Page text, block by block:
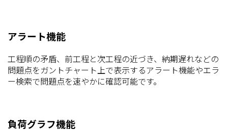
アラート機能
工程順の矛盾、前工程と次工程の近づき、納期遅れなどの
問題点をガントチャート上で表示するアラート機能やエラ
ー検索で問題点を速やかに確認可能です。
負荷グラフ機能